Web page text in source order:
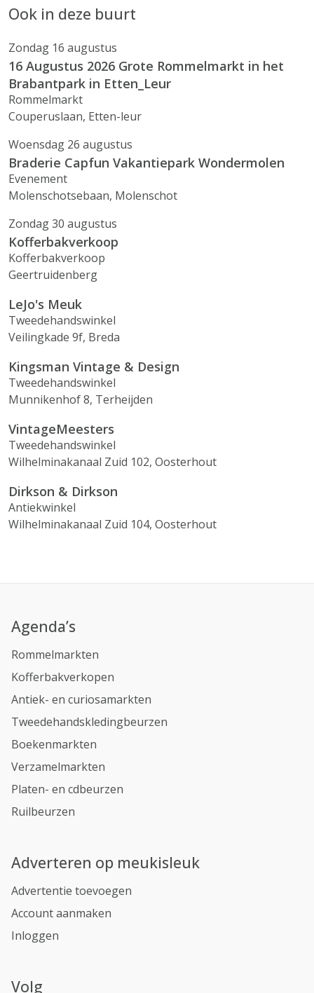
Ook in deze buurt
Zondag 16 augustus
16 Augustus 2026 Grote Rommelmarkt in het
Brabantpark in Etten_Leur
Rommelmarkt
Couperuslaan, Etten-leur
Woensdag 26 augustus
Braderie Capfun Vakantiepark Wondermolen
Evenement
Molenschotsebaan, Molenschot
Zondag 30 augustus
Kofferbakverkoop
Kofferbakverkoop
Geertruidenberg
LeJo's Meuk
Tweedehandswinkel
Veilingkade 9f, Breda
Kingsman Vintage & Design
Tweedehandswinkel
Munnikenhof 8, Terheijden
VintageMeesters
Tweedehandswinkel
Wilhelminakanaal Zuid 102, Oosterhout
Dirkson & Dirkson
Antiekwinkel
Wilhelminakanaal Zuid 104, Oosterhout
Agenda’s
Rommelmarkten
Kofferbakverkopen
Antiek- en curiosamarkten
Tweedehandskledingbeurzen
Boekenmarkten
Verzamelmarkten
Platen- en cdbeurzen
Ruilbeurzen
Adverteren op meukisleuk
Advertentie toevoegen
Account aanmaken
Inloggen
Volg